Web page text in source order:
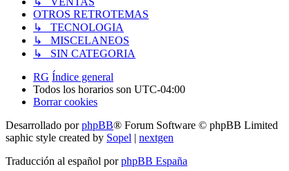
OTROS RETROTEMAS
↳ TECNOLOGIA
↳ MISCELANEOS
↳ SIN CATEGORIA
RG Índice general
Todos los horarios son UTC-04:00
Borrar cookies
Desarrollado porphpBB® Forum Software © phpBB Limited
saphic style created by Sopel | nextgen
Traducción al español porphpBB España